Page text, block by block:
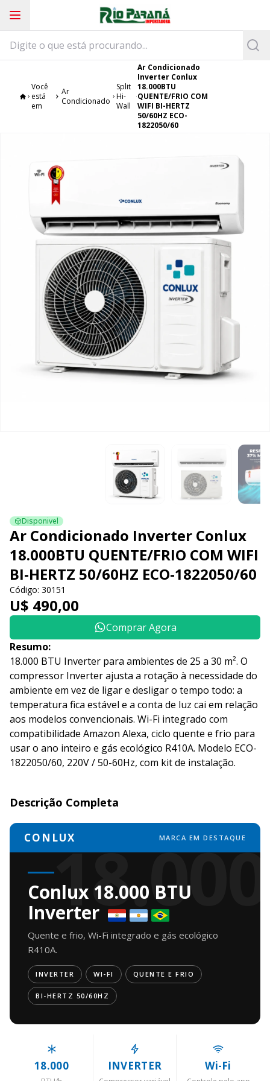
Você
está
em
Ar
Condicionado
Split
Hi-
Wall
Ar Condicionado
Inverter Conlux
18.000BTU
QUENTE/FRIO COM
WIFI BI-HERTZ
50/60HZ ECO-
1822050/60
Disponivel
Ar Condicionado Inverter Conlux
18.000BTU QUENTE/FRIO COM WIFI
BI-HERTZ 50/60HZ ECO-1822050/60
Código: 30151
U$ 490,00
Comprar Agora
Resumo:
18.000 BTU Inverter para ambientes de 25 a 30 m². O
compressor Inverter ajusta a rotação à necessidade do
ambiente em vez de ligar e desligar o tempo todo: a
temperatura fica estável e a conta de luz cai em relação
aos modelos convencionais. Wi-Fi integrado com
compatibilidade Amazon Alexa, ciclo quente e frio para
usar o ano inteiro e gás ecológico R410A. Modelo ECO-
1822050/60, 220V / 50-60Hz, com kit de instalação.
Descrição Completa
CONLUX MARCA EM DESTAQUE
18.000
Conlux 18.000 BTU
Inverter
Quente e frio, Wi-Fi integrado e gás ecológico
R410A.
INVERTER WI-FI QUENTE E FRIO
BI-HERTZ 50/60HZ
18.000 INVERTER Wi-Fi